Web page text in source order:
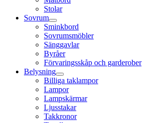
Stolar
Sovrum
Sminkbord
Sovrumsmöbler
Sänggavlar
Byråer
Förvaringsskåp och garderober
Belysning
Billiga taklampor
Lampor
Lampskärmar
Ljusstakar
Takkronor